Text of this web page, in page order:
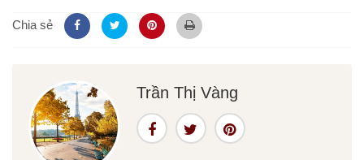
Chia sẻ
Trần Thị Vàng